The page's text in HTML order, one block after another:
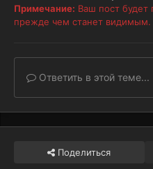
Примечание: Ваш пост будет
прежде чем станет видимым.
Ответить в этой теме...
Поделиться